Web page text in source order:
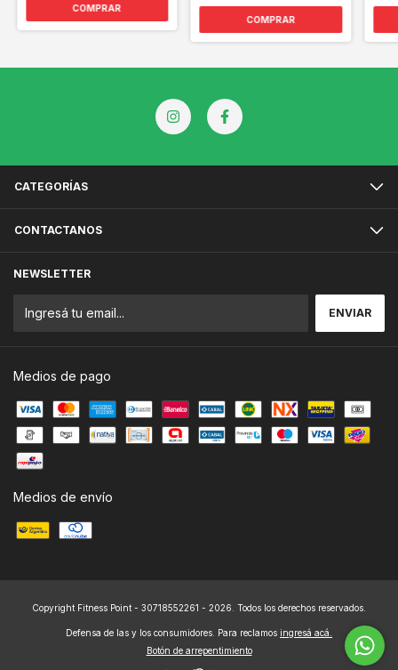
CATEGORÍAS
CONTACTANOS
NEWSLETTER
Medios de pago
Medios de envío
Copyright Fitness Point - 30718552261 - 2026. Todos los derechos reservados.
Defensa de las y los consumidores. Para reclamos ingresá acá.
Botón de arrepentimiento